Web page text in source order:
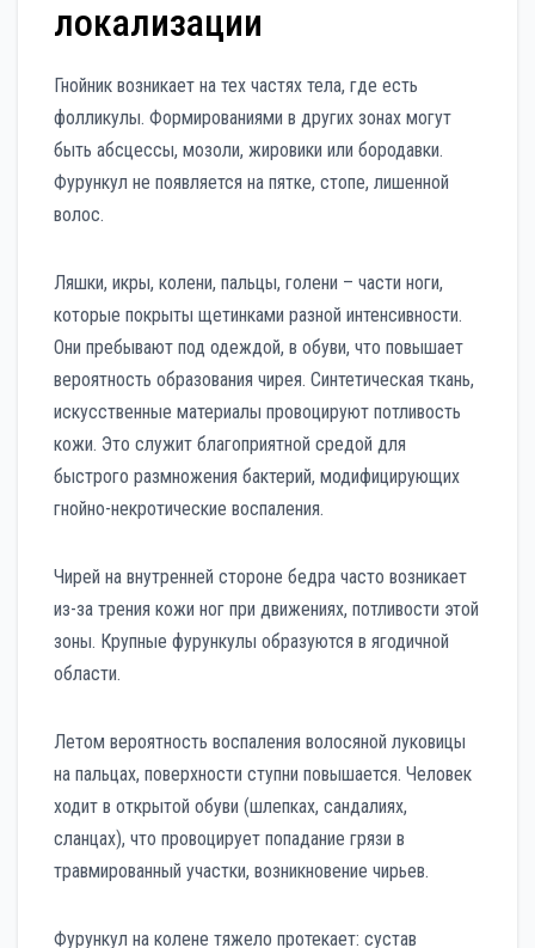
локализации
Гнойник возникает на тех частях тела, где есть
фолликулы. Формированиями в других зонах могут
быть абсцессы, мозоли, жировики или бородавки.
Фурункул не появляется на пятке, стопе, лишенной
волос.
Ляшки, икры, колени, пальцы, голени – части ноги,
которые покрыты щетинками разной интенсивности.
Они пребывают под одеждой, в обуви, что повышает
вероятность образования чирея. Синтетическая ткань,
искусственные материалы провоцируют потливость
кожи. Это служит благоприятной средой для
быстрого размножения бактерий, модифицирующих
гнойно-некротические воспаления.
Чирей на внутренней стороне бедра часто возникает
из-за трения кожи ног при движениях, потливости этой
зоны. Крупные фурункулы образуются в ягодичной
области.
Летом вероятность воспаления волосяной луковицы
на пальцах, поверхности ступни повышается. Человек
ходит в открытой обуви (шлепках, сандалиях,
сланцах), что провоцирует попадание грязи в
травмированный участки, возникновение чирьев.
Фурункул на колене тяжело протекает: сустав